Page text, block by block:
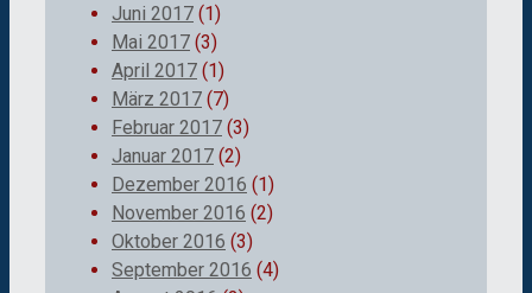
Juni 2017 (1)
Mai 2017 (3)
April 2017 (1)
März 2017 (7)
Februar 2017 (3)
Januar 2017 (2)
Dezember 2016 (1)
November 2016 (2)
Oktober 2016 (3)
September 2016 (4)